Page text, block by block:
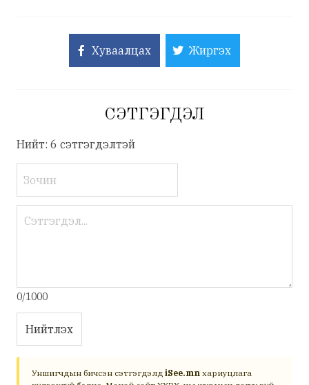
Хуваалцах Жиргэх
СЭТГЭГДЭЛ
Нийт: 6 сэтгэгдэлтэй
0/1000
Нийтлэх
Уншигчдын бичсэн сэтгэгдэлд iSee.mn хариуцлага